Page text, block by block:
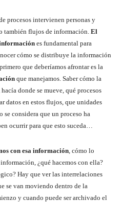
procesos intervienen personas y
también flujos de información. El
es fundamental para
cómo se distribuye la información
que deberíamos afrontar es la
que manejamos. Saber cómo la
donde se mueve, qué procesos
datos en estos flujos, que unidades
considera que un proceso ha
ocurrir para que esto suceda…
con esa información , cómo lo
¿qué hacemos con ella?
Hay que ver las interrelaciones
se van moviendo dentro de la
y cuando puede ser archivado el